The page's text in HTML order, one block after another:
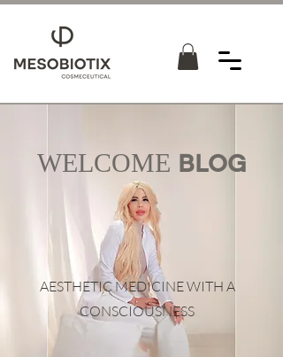
WELCOME BLOG
AESTHETIC MEDICINE WITH A
CONSCIOUSNESS